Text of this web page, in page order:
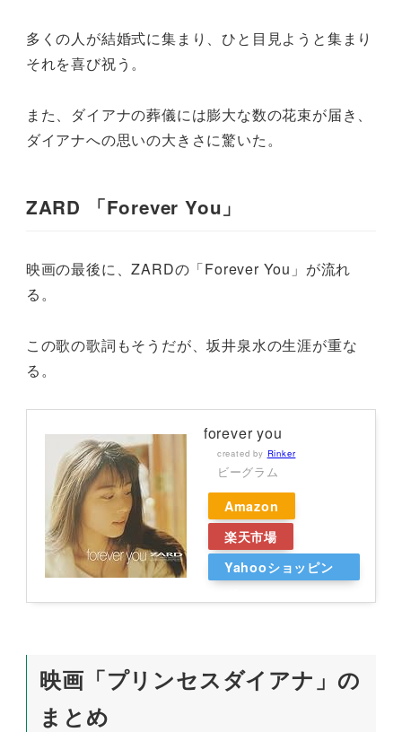
多くの人が結婚式に集まり、ひと目見ようと集まり
それを喜び祝う。
また、ダイアナの葬儀には膨大な数の花束が届き、
ダイアナへの思いの大きさに驚いた。
ZARD 「Forever You」
映画の最後に、ZARDの「Forever You」が流れ
る。
この歌の歌詞もそうだが、坂井泉水の生涯が重な
る。
forever you
created by Rinker
ビーグラム
Amazon
楽天市場
Yahooショッピン
映画「プリンセスダイアナ」の
まとめ